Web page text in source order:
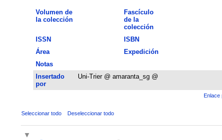
Volumen de
la colección
Fascículo
de la
colección
ISSN
ISBN
Área
Expedición
Notas
Insertado
por
Uni-Trier @ amaranta_sg @
Enlace
Seleccionar todo Deseleccionar todo